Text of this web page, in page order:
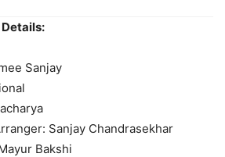
Sanjay
Sanjay Chandrasekhar
Bakshi